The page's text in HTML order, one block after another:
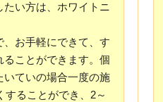
たい方は、ホワイトニ
お手軽にできて、す
ることができます。個
いていの場合一度の施
することができ、2～